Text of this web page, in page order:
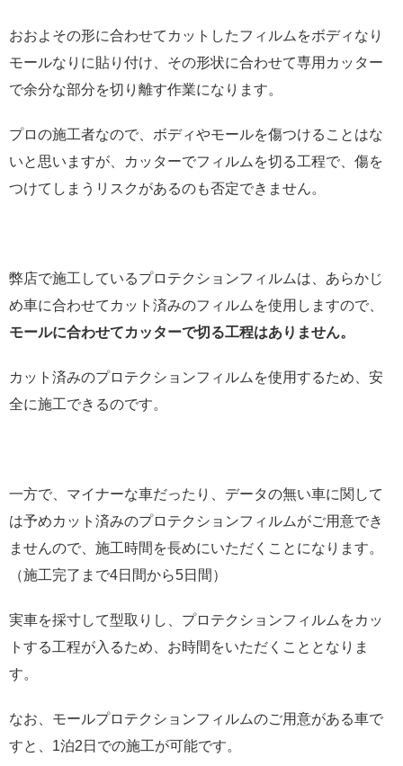
おおよその形に合わせてカットしたフィルムをボディなり
モールなりに貼り付け、その形状に合わせて専用カッター
で余分な部分を切り離す作業になります。
プロの施工者なので、ボディやモールを傷つけることはな
いと思いますが、カッターでフィルムを切る工程で、傷を
つけてしまうリスクがあるのも否定できません。
弊店で施工しているプロテクションフィルムは、あらかじ
め車に合わせてカット済みのフィルムを使用しますので、
モールに合わせてカッターで切る工程はありません。
カット済みのプロテクションフィルムを使用するため、安
全に施工できるのです。
一方で、マイナーな車だったり、データの無い車に関して
は予めカット済みのプロテクションフィルムがご用意でき
ませんので、施工時間を長めにいただくことになります。
（施工完了まで4日間から5日間）
実車を採寸して型取りし、プロテクションフィルムをカッ
トする工程が入るため、お時間をいただくこととなりま
す。
なお、モールプロテクションフィルムのご用意がある車で
すと、1泊2日での施工が可能です。